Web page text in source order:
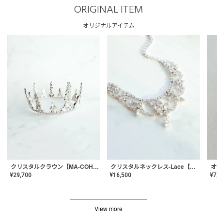
ORIGINAL ITEM
オリジナルアイテム
クリスタルクラウン【MA-COHD-01】韓国風クラウン/ウェディングクラウン/ティアラ
¥29,700
クリスタルネックレス-Lace【MA-CONL-02】
¥16,500 ¥
View more